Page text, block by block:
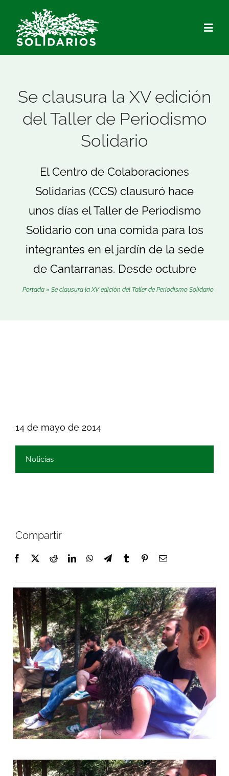
contenido
Qué hacemos
Hazte Socio/a
Buscar:
Se clausura la XV edición
del Taller de Periodismo
Solidario
El Centro de Colaboraciones
Solidarias (CCS) clausuró hace
unos días el Taller de Periodismo
Solidario con una comida para los
integrantes en el jardín de la sede
de Cantarranas. Desde octubre
Portada » Se clausura la XV edición del Taller de Periodismo Solidario
14 de mayo de 2014
Noticias
Compartir